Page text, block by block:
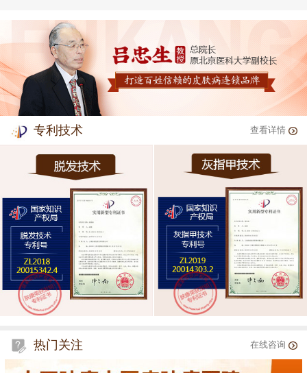
专利技术 查看详情
热门关注 在线咨询